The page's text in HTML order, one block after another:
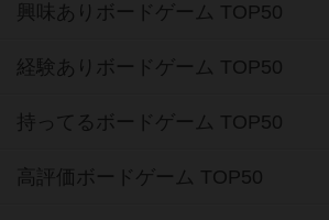
興味ありボードゲーム TOP50
経験ありボードゲーム TOP50
持ってるボードゲーム TOP50
高評価ボードゲーム TOP50